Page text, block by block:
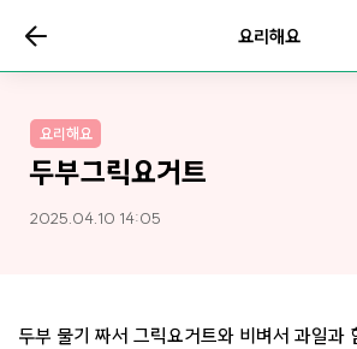
요리해요
요리해요
두부그릭요거트
2025.04.10 14:05
두부 물기 짜서 그릭요거트와 비벼서 과일과